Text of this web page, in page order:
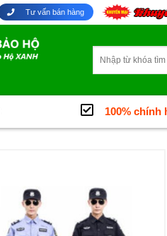
Tư vấn bán hàng
kiếm:
100% chính